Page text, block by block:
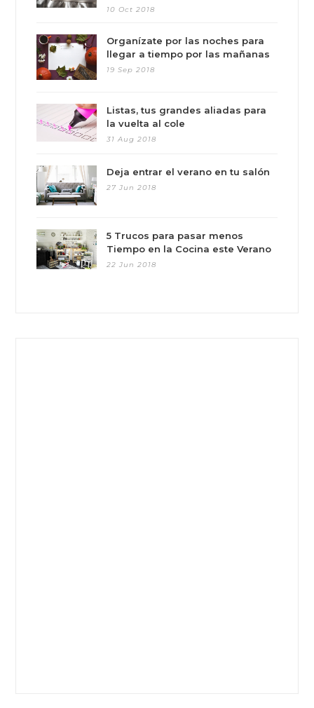
10 Oct 2018
Organízate por las noches para
llegar a tiempo por las mañanas
19 Sep 2018
Listas, tus grandes aliadas para
la vuelta al cole
31 Aug 2018
Deja entrar el verano en tu salón
27 Jun 2018
5 Trucos para pasar menos
Tiempo en la Cocina este Verano
22 Jun 2018